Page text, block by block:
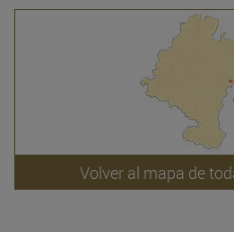
Volver al mapa de